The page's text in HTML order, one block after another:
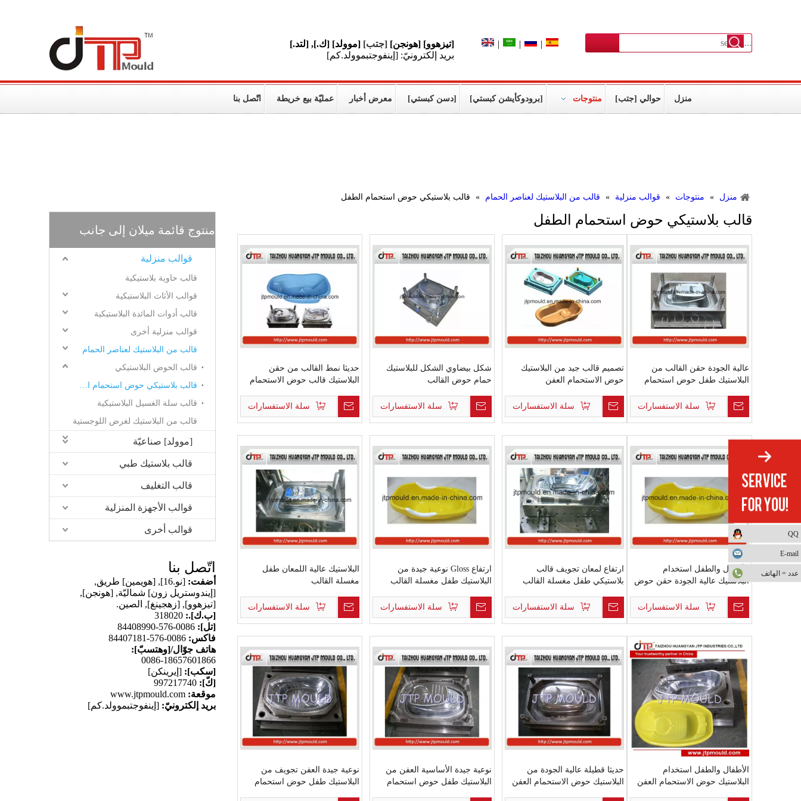
[تيزهوو] [هونجن] [جتب] [موولد] [ك.], [لتد.]
بريد إلكترونيّ: [إينفوجتبموولد.كم]
|
|
|
منزل حوالي [جتب] منتوجات [برودوكأيشن كبستي] [دسن كبستي] معرض أخبار عمليّة بيع خريطة اتّصل بنا
منزل » منتوجات » قوالب منزلية » قالب من البلاستيك لعناصر الحمام » قالب بلاستيكي حوض استحمام الطفل
منتوج قائمة ميلان إلى جانب
قوالب منزلية
قالب حاوية بلاستيكية
قوالب الأثاث البلاستيكية
قالب أدوات المائدة البلاستيكية
قوالب منزلية أخرى
قالب من البلاستيك لعناصر الحمام
قالب الحوض البلاستيكي
قالب بلاستيكي حوض استحمام الطفل
قالب سلة الغسيل البلاستيكية
قالب من البلاستيك لغرض اللوجستية
[موولد] صناعيّة
قالب بلاستيك طبي
قالب التغليف
قوالب الأجهزة المنزلية
قوالب أخرى
اتّصل بنا
أضفت:
[نو.16], [هويمين] طريق,
[إيندوستريل زون] شماليّة, [هونجن],
[تيزهوو], [زهجينغ], الصين.
[ب.ك].:
[تل]:
فاكس: 0086-576-84407181
هاتف جوّال/[وهتسبّ]:
0086-18657601866
[سكب]: [إيرينكن]
[كّ]:
موقعة:
بريد إلكترونيّ: [إينفوجتبموولد.كم]
قالب بلاستيكي حوض استحمام الطفل
عالية الجودة حقن القالب من
البلاستيك طفل حوض استحمام
سلة الاستفسارات
تصميم قالب جيد من البلاستيك
حوض الاستحمام العفن
سلة الاستفسارات
شكل بيضاوي الشكل للبلاستيك
حمام حوض القالب
سلة الاستفسارات
حديثا نمط القالب من حقن
البلاستيك قالب حوض الاستحمام
سلة الاستفسارات
الأطفال والطفل استخدام
البلاستيك عالية الجودة حقن حوض
سلة الاستفسارات
ارتفاع لمعان تجويف قالب
بلاستيكي طفل مغسلة القالب
سلة الاستفسارات
ارتفاع Gloss نوعية جيدة من
البلاستيك طفل مغسلة القالب
سلة الاستفسارات
البلاستيك عالية اللمعان طفل
مغسلة القالب
سلة الاستفسارات
الأطفال والطفل استخدام
البلاستيك حوض الاستحمام العفن
حديثا قطيلة عالية الجودة من
البلاستيك حوض الاستحمام العفن
نوعية جيدة الأساسية العفن من
البلاستيك طفل حوض استحمام
نوعية جيدة العفن تجويف من
البلاستيك طفل حوض استحمام
QQ
E-mail
عدد = الهاتف